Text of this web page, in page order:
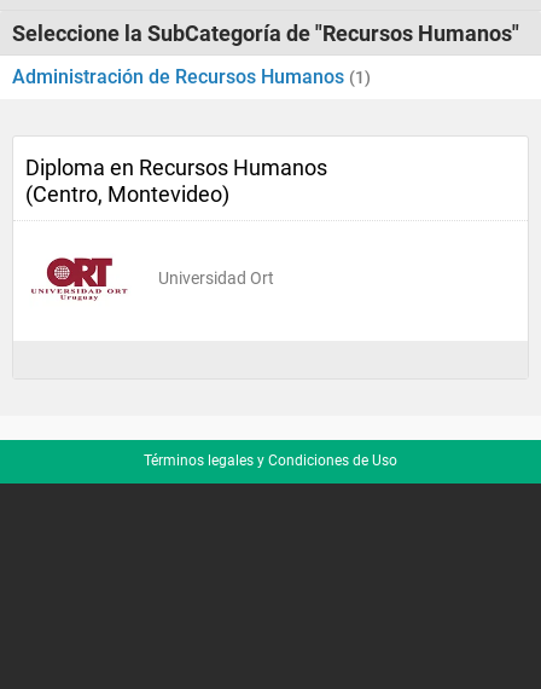
Seleccione la SubCategoría de "Recursos Humanos"
Administración de Recursos Humanos (1)
Diploma en Recursos Humanos
(Centro, Montevideo)
Universidad Ort
Términos legales y Condiciones de Uso